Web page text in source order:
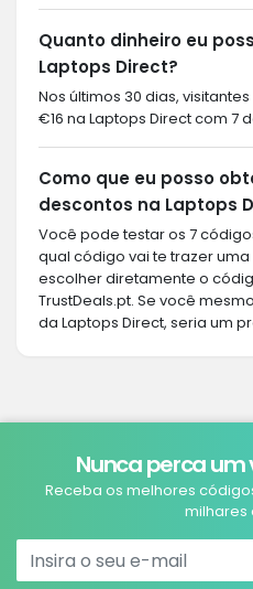
Quanto dinheiro eu
Laptops Direct?
Nos últimos 30 dias,
€16 na Laptops Direct com 7
Como que eu posso
descontos na Laptops
Você pode testar os 7
qual código vai te trazer
escolher diretamente o
TrustDeals.pt. Se você
da Laptops Direct, seria um
Nunca perca um
Receba os melhores
milhares